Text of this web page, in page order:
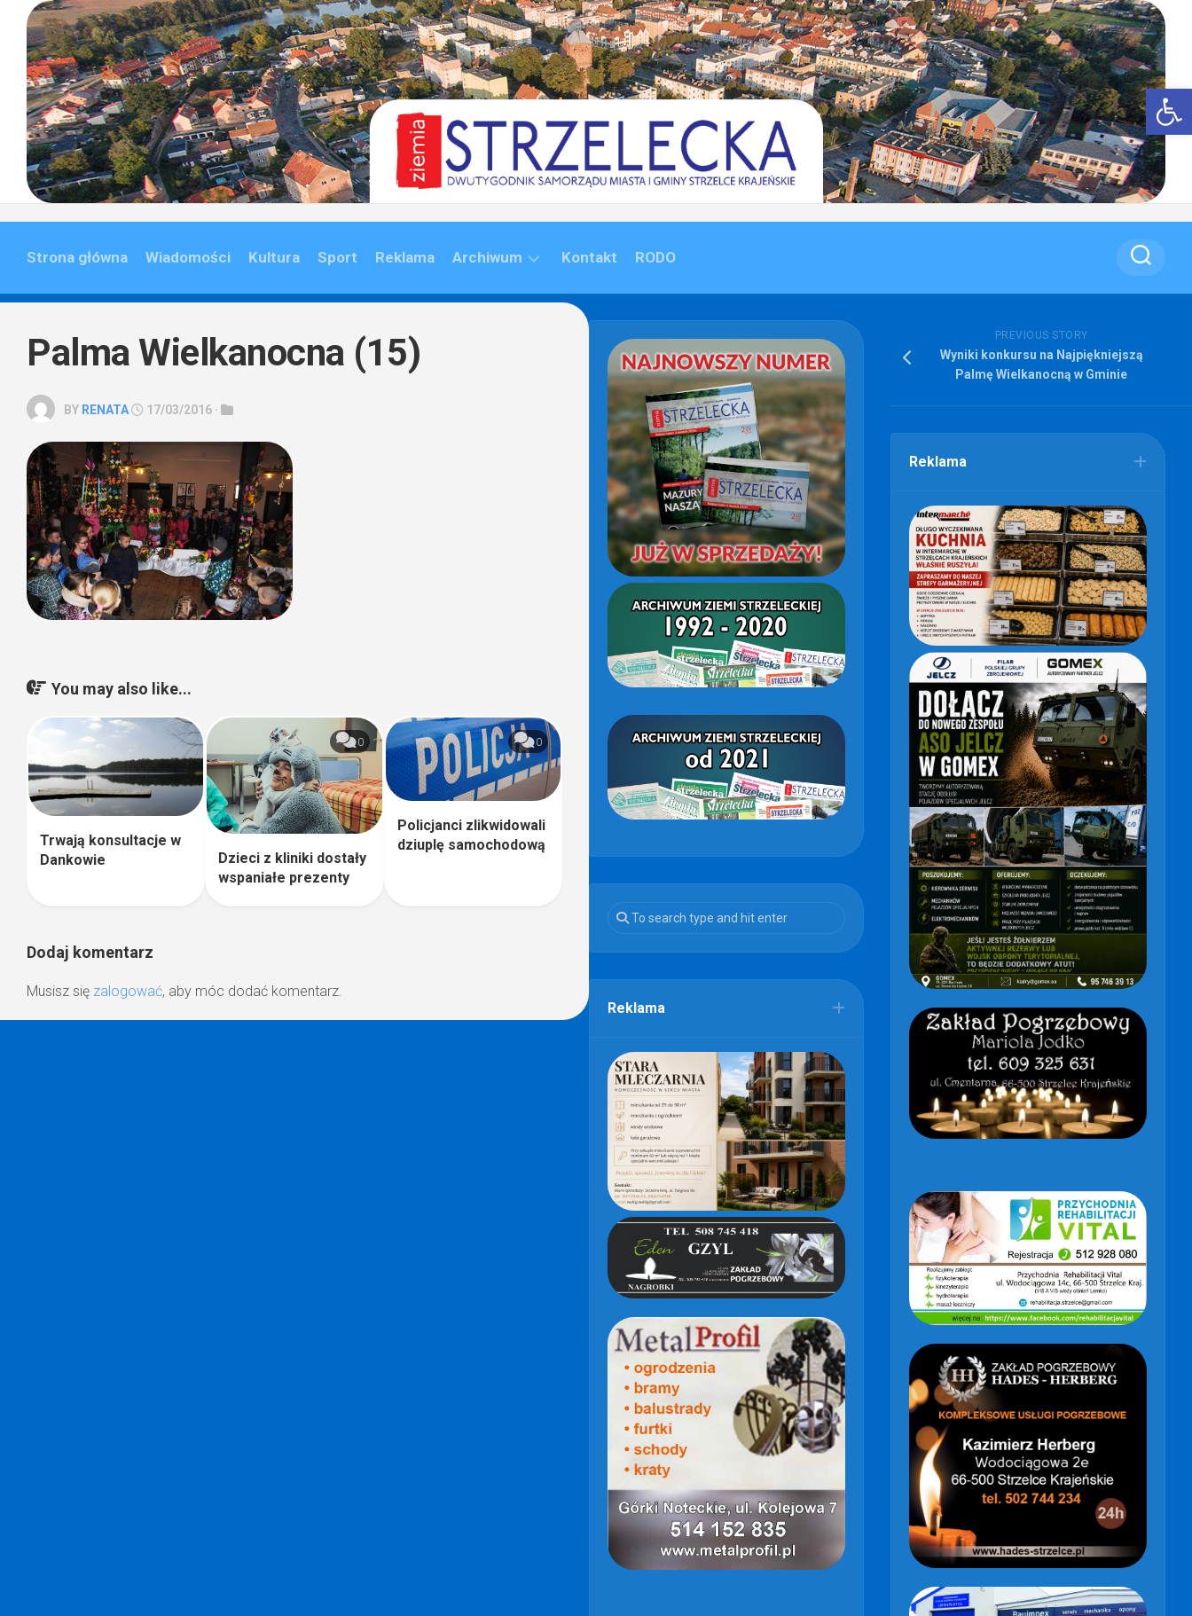
content
Strona główna Wiadomości Kultura Sport Reklama Archiwum Kontakt RODO
Palma Wielkanocna (15)
BY RENATA 17/03/2016 ·
You may also like...
Trwają konsultacje w
Dankowie
0
Dzieci z kliniki dostały
wspaniałe prezenty
0
Policjanci zlikwidowali
dziuplę samochodową
Dodaj komentarz
Musisz się zalogować, aby móc dodać komentarz.
PREVIOUS STORY
Wyniki konkursu na Najpiękniejszą
Palmę Wielkanocną w Gminie
Reklama
Reklama